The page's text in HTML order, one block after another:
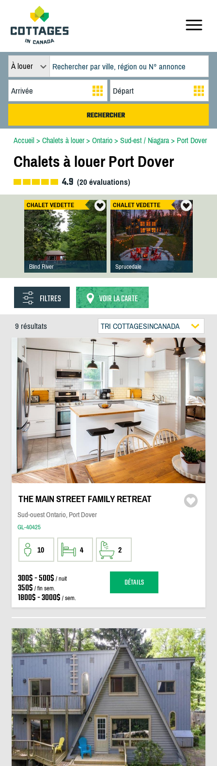
À louer
Accueil> Chalets à louer> Ontario> Sud-est / Niagara> Port Dover
Chalets à louer Port Dover
4.9 (20évaluations)
CHALET VEDETTE
Blind River
CHALET VEDETTE
Sprucedale
FILTRES VOIR LA CARTE
9 résultats TRI COTTAGESINCANADA
THE MAIN STREET FAMILY RETREAT
Sud-ouest Ontario, Port Dover
GL-40425
10 4 2
300$ - 500$ / nuit
350$ / fin sem.
1800$ - 3000$ / sem.
DÉTAILS